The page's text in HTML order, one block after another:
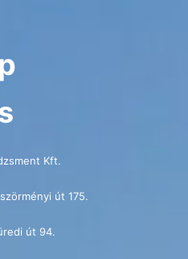
Kft.
út 175.
út 94.